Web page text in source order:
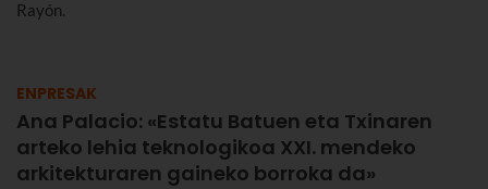
Rayón.
ENPRESAK
Ana Palacio: «Estatu Batuen eta Txinaren
arteko lehia teknologikoa XXI. mendeko
arkitekturaren gaineko borroka da»